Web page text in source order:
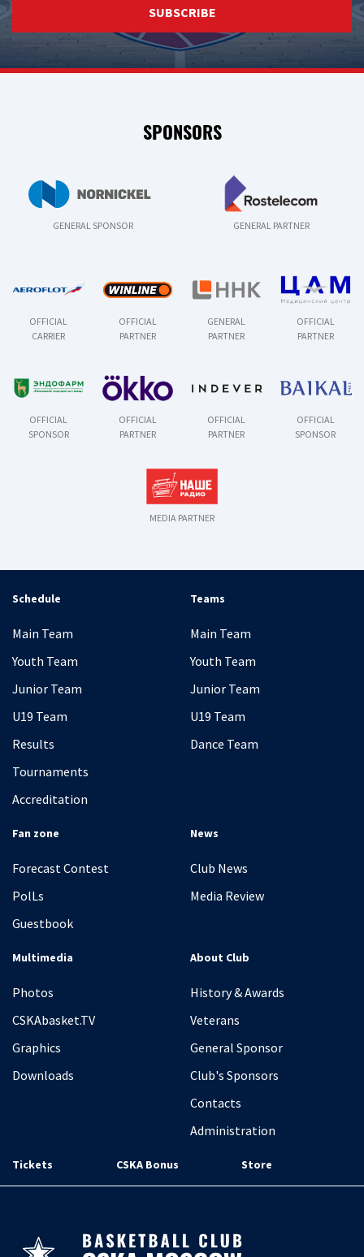
SUBSCRIBE
SPONSORS
GENERAL SPONSOR GENERAL PARTNER
OFFICIAL
CARRIER
OFFICIAL
PARTNER
GENERAL
PARTNER
OFFICIAL
PARTNER
OFFICIAL
SPONSOR
OFFICIAL
PARTNER
OFFICIAL
PARTNER
OFFICIAL
SPONSOR
MEDIA PARTNER
Schedule
Main Team
Youth Team
Junior Team
U19 Team
Results
Tournaments
Accreditation
Teams
Main Team
Youth Team
Junior Team
U19 Team
Dance Team
Fan zone
Forecast Contest
PolLs
Guestbook
News
Club News
Media Review
Multimedia
Photos
CSKAbasket.TV
Graphics
Downloads
About Club
History & Awards
Veterans
General Sponsor
Club's Sponsors
Contacts
Administration
Tickets CSKA Bonus Store